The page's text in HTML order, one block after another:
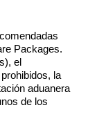
Packages.
el
la
aduanera
de los